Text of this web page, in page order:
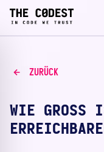
ZURÜCK
WIE GROSS